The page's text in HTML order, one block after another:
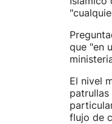
que "en
El nivel
flujo de